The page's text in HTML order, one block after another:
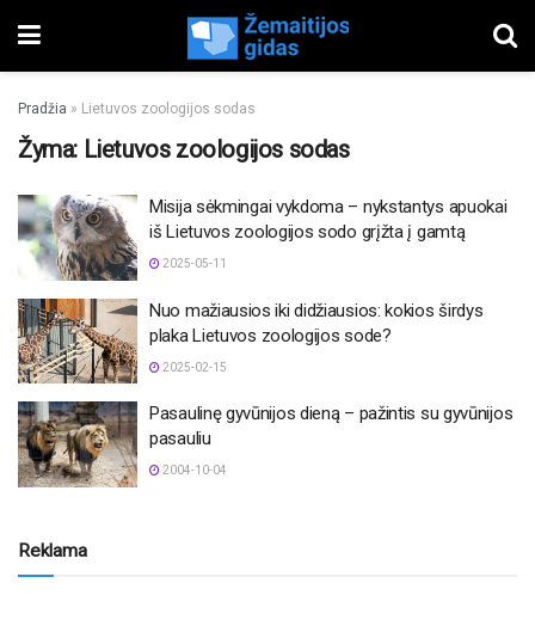
Pradžia » Lietuvos zoologijos sodas
Žyma: Lietuvos zoologijos sodas
Misija sėkmingai vykdoma – nykstantys apuokai
iš Lietuvos zoologijos sodo grįžta į gamtą
2025-05-11
Nuo mažiausios iki didžiausios: kokios širdys
plaka Lietuvos zoologijos sode?
2025-02-15
Pasaulinę gyvūnijos dieną – pažintis su gyvūnijos
pasauliu
2004-10-04
Reklama